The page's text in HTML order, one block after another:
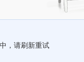
，请刷新重试